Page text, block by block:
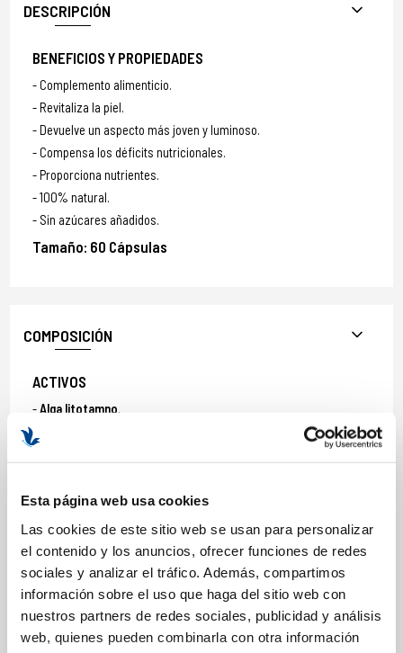
Esta página web usa cookies
Las cookies de este sitio web se usan para personalizar
el contenido y los anuncios, ofrecer funciones de redes
sociales y analizar el tráfico. Además, compartimos
información sobre el uso que haga del sitio web con
nuestros partners de redes sociales, publicidad y análisis
web, quienes pueden combinarla con otra información
DESCRIPCIÓN
BENEFICIOS Y PROPIEDADES
Complemento alimenticio.
Revitaliza la piel.
Devuelve un aspecto más joven y luminoso.
Compensa los déficits nutricionales.
Proporciona nutrientes.
100% natural.
Sin azúcares añadidos.
Tamaño: 60 Cápsulas
COMPOSICIÓN
ACTIVOS
Alga litotamno.
Gluconato de cobre.
Gluconato de manganeso
Inositol .
Lactato ferroso
Levadura de cromo y selenio.
Óxido de magnesio.
Papaya.